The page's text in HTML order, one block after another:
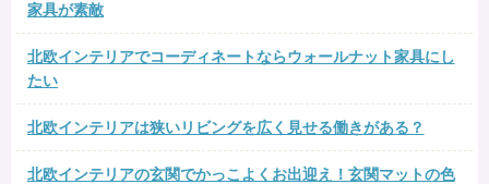
家具が素敵
北欧インテリアでコーディネートならウォールナット家具にし
たい
北欧インテリアは狭いリビングを広く見せる働きがある？
北欧インテリアの玄関でかっこよくお出迎え！玄関マットの色